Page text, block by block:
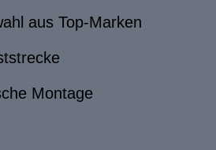
aus Top-Marken
Montage